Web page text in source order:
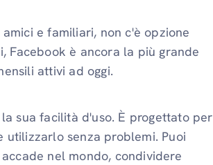
e familiari, non c'è opzione
Facebook è ancora la più grande
attivi ad oggi.
sua facilità d'uso. È progettato per
utilizzarlo senza problemi. Puoi
nel mondo, condividere